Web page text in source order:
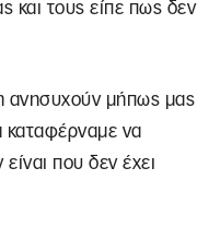
και τους είπε πως δεν
ανησυχούν μήπως μας
καταφέρναμε να
που δεν έχει